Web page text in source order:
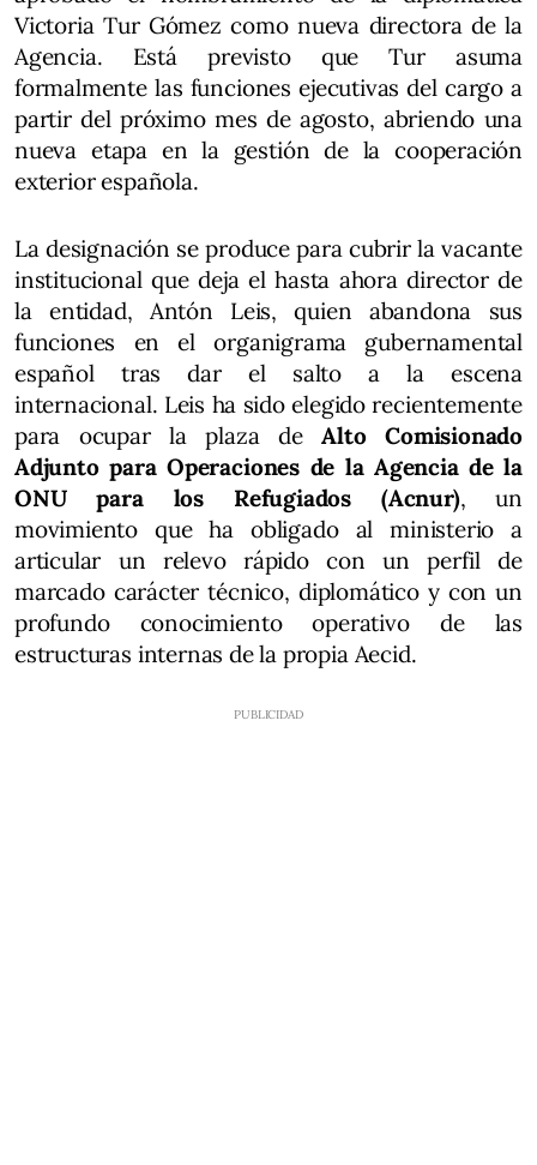
Victoria Tur Gómez como nueva directora de la
Agencia. Está previsto que Tur asuma
formalmente las funciones ejecutivas del cargo a
partir del próximo mes de agosto, abriendo una
nueva etapa en la gestión de la cooperación
exterior española.
La designación se produce para cubrir la vacante
institucional que deja el hasta ahora director de
la entidad, Antón Leis, quien abandona sus
funciones en el organigrama gubernamental
español tras dar el salto a la escena
internacional. Leis ha sido elegido recientemente
para ocupar la plaza deAlto Comisionado
Adjunto para Operaciones de la Agencia de la
ONU para los Refugiados (Acnur), un
movimiento que ha obligado al ministerio a
articular un relevo rápido con un perfil de
marcado carácter técnico, diplomático y con un
profundo conocimiento operativo de las
estructuras internas de la propia Aecid.